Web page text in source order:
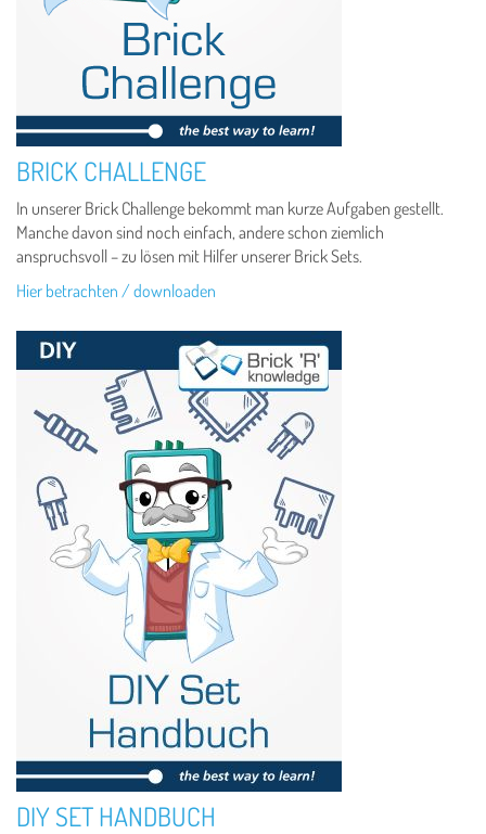
BRICK CHALLENGE
In unserer Brick Challenge bekommt man kurze Aufgaben gestellt.
Manche davon sind noch einfach, andere schon ziemlich
anspruchsvoll – zu lösen mit Hilfer unserer Brick Sets.
Hier betrachten / downloaden
DIY SET HANDBUCH